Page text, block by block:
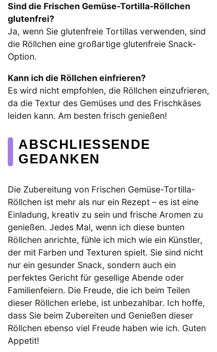
Sind die Frischen Gemüse-Tortilla-Röllchen
glutenfrei?
Ja, wenn Sie glutenfreie Tortillas verwenden, sind
die Röllchen eine großartige glutenfreie Snack-
Option.
Kann ich die Röllchen einfrieren?
Es wird nicht empfohlen, die Röllchen einzufrieren,
da die Textur des Gemüses und des Frischkäses
leiden kann. Am besten frisch genießen!
ABSCHLIESSENDE G
EDANKEN
Die Zubereitung von Frischen Gemüse-Tortilla-
Röllchen ist mehr als nur ein Rezept – es ist eine
Einladung, kreativ zu sein und frische Aromen zu
genießen. Jedes Mal, wenn ich diese bunten
Röllchen anrichte, fühle ich mich wie ein Künstler,
der mit Farben und Texturen spielt. Sie sind nicht
nur ein gesunder Snack, sondern auch ein
perfektes Gericht für gesellige Abende oder
Familienfeiern. Die Freude, die ich beim Teilen
dieser Röllchen erlebe, ist unbezahlbar. Ich hoffe,
dass Sie beim Zubereiten und Genießen dieser
Röllchen ebenso viel Freude haben wie ich. Guten
Appetit!